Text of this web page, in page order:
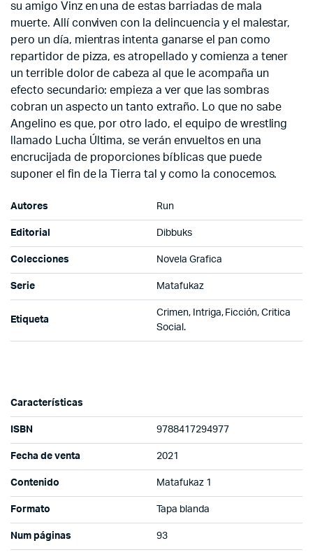
su amigo Vinz en una de estas barriadas de mala
muerte. Allí conviven con la delincuencia y el malestar,
pero un día, mientras intenta ganarse el pan como
repartidor de pizza, es atropellado y comienza a tener
un terrible dolor de cabeza al que le acompaña un
efecto secundario: empieza a ver que las sombras
cobran un aspecto un tanto extraño. Lo que no sabe
Angelino es que, por otro lado, el equipo de wrestling
llamado Lucha Última, se verán envueltos en una
encrucijada de proporciones bíblicas que puede
suponer el fin de la Tierra tal y como la conocemos.
Autores Run
Editorial Dibbuks
Colecciones Novela Grafica
Serie Matafukaz
Etiqueta
Crimen, Intriga, Ficción, Critica
Social.
Características
ISBN 9788417294977
Fecha de venta 2021
Contenido Matafukaz 1
Formato Tapa blanda
Num páginas 93